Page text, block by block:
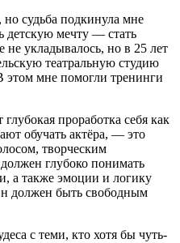
судьба подкинула мне
детскую мечту — стать
не укладывалось, но в 25 лет
театральную студию
мне помогли тренинги
проработка себя как
обучать актёра, — это
творческим
глубоко понимать
а также эмоции и логику
должен быть свободным
с теми, кто хотя бы чуть-